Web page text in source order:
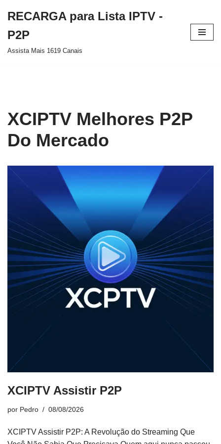
para
o
RECARGA para Lista IPTV -
P2P
Assista Mais 1619 Canais
XCIPTV Melhores P2P
Do Mercado
XCIPTV Assistir P2P
por Pedro 08/08/2026
XCIPTV Assistir P2P: A Revolução do Streaming Que